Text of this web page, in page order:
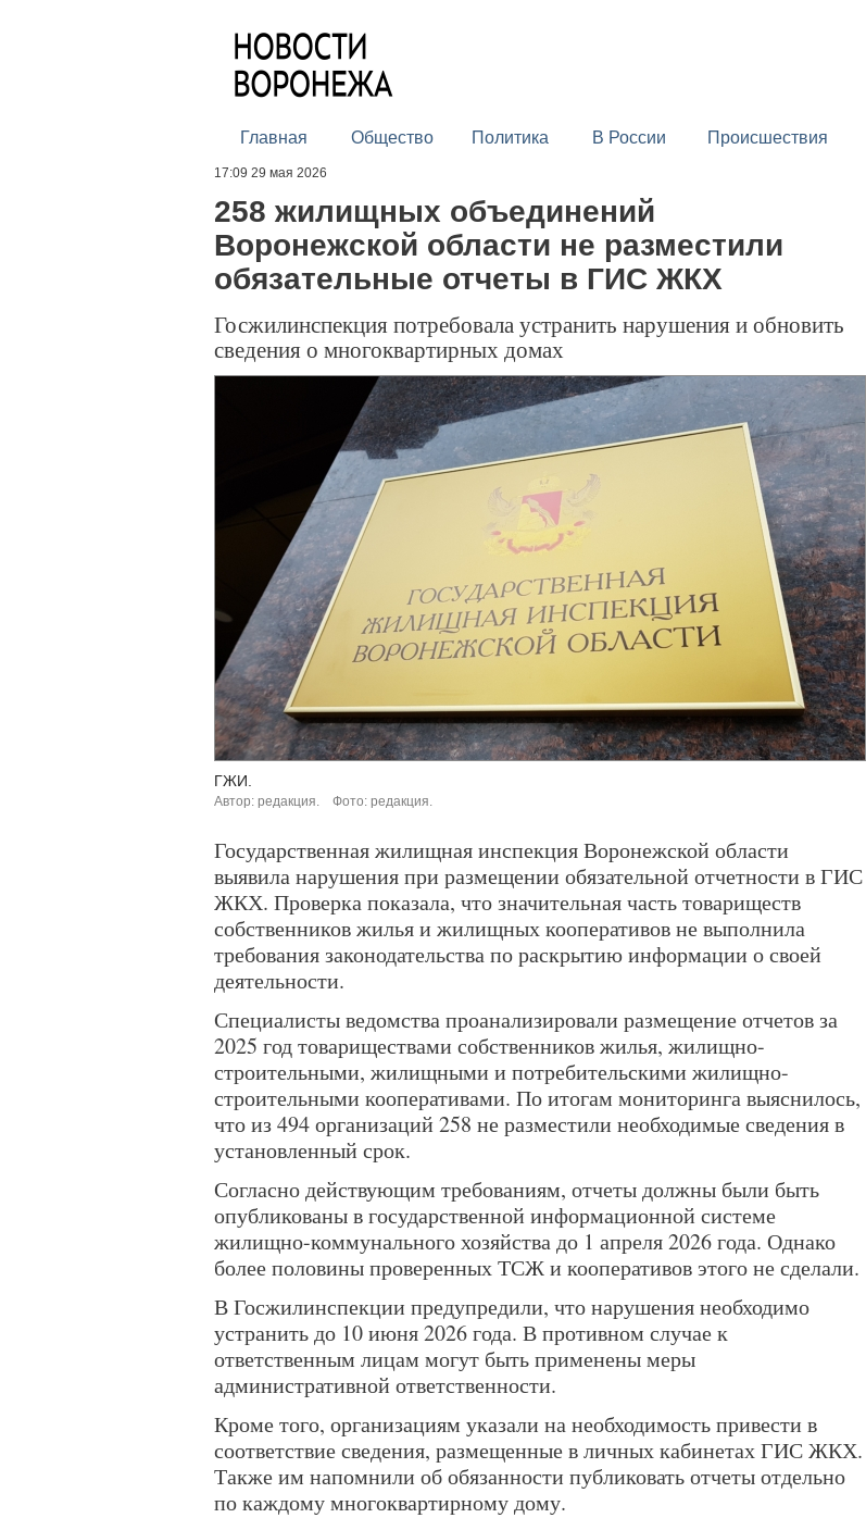
Главная Общество Политика В России Происшествия
17:09 29 мая 2026
258 жилищных объединений
Воронежской области не разместили
обязательные отчеты в ГИС ЖКХ
Госжилинспекция потребовала устранить нарушения и обновить
сведения о многоквартирных домах
ГЖИ.
Автор: редакция. Фото: редакция.
Государственная жилищная инспекция Воронежской области
выявила нарушения при размещении обязательной отчетности в ГИС
ЖКХ. Проверка показала, что значительная часть товариществ
собственников жилья и жилищных кооперативов не выполнила
требования законодательства по раскрытию информации о своей
деятельности.
Специалисты ведомства проанализировали размещение отчетов за
2025 год товариществами собственников жилья, жилищно-
строительными, жилищными и потребительскими жилищно-
строительными кооперативами. По итогам мониторинга выяснилось,
что из 494 организаций 258 не разместили необходимые сведения в
установленный срок.
Согласно действующим требованиям, отчеты должны были быть
опубликованы в государственной информационной системе
жилищно-коммунального хозяйства до 1 апреля 2026 года. Однако
более половины проверенных ТСЖ и кооперативов этого не сделали.
В Госжилинспекции предупредили, что нарушения необходимо
устранить до 10 июня 2026 года. В противном случае к
ответственным лицам могут быть применены меры
административной ответственности.
Кроме того, организациям указали на необходимость привести в
соответствие сведения, размещенные в личных кабинетах ГИС ЖКХ.
Также им напомнили об обязанности публиковать отчеты отдельно
по каждому многоквартирному дому.